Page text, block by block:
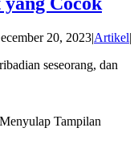
20, 2023|Artikel|
seseorang, dan
Tampilan